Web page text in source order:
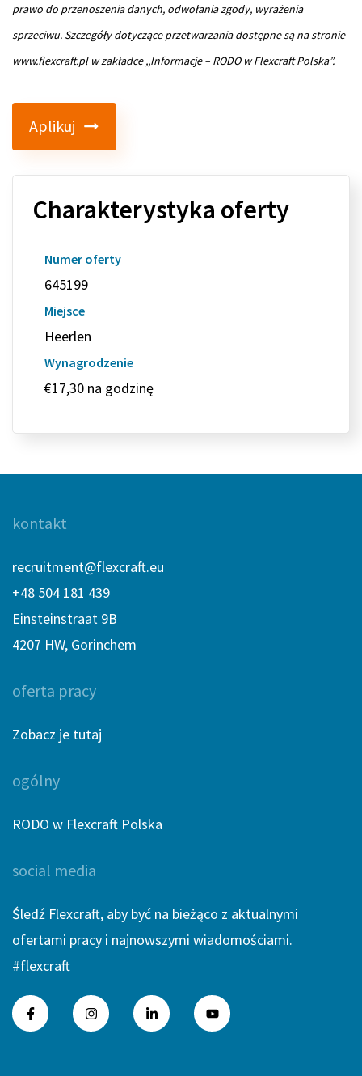
prawo do przenoszenia danych, odwołania zgody, wyrażenia
sprzeciwu. Szczegóły dotyczące przetwarzania dostępne są na stronie
www.flexcraft.pl w zakładce ,,Informacje – RODO w Flexcraft Polska”.
Aplikuj
Charakterystyka oferty
Numer oferty
645199
Miejsce
Heerlen
Wynagrodzenie
€17,30 na godzinę
kontakt
recruitment@flexcraft.eu
+48 504 181 439
Einsteinstraat 9B
4207 HW, Gorinchem
oferta pracy
Zobacz je tutaj
ogólny
RODO w Flexcraft Polska
social media
Śledź Flexcraft, aby być na bieżąco z aktualnymi
ofertami pracy i najnowszymi wiadomościami.
#flexcraft